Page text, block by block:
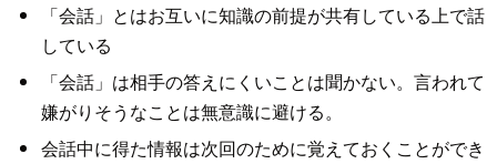
「会話」とはお互いに知識の前提が共有している上で話
している
「会話」は相手の答えにくいことは聞かない。言われて
嫌がりそうなことは無意識に避ける。
会話中に得た情報は次回のために覚えておくことができ